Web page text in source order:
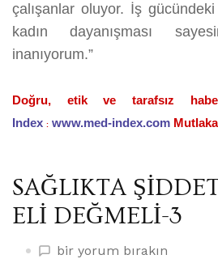
çalışanlar oluyor. İş
kadın dayanışması
inanıyorum.”
Doğru, etik ve tarafsız
Index : www.med-index.com
SAĞLIKTA
ELİ DEĞMELİ-3
SAĞLIKTA
bir yorum bırakın